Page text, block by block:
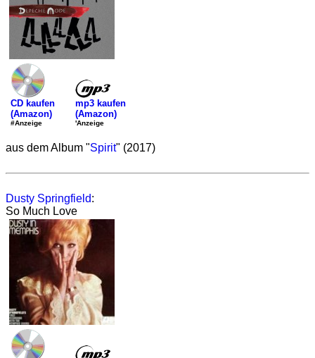
CD kaufen
(Amazon)
#Anzeige
mp3 kaufen
(Amazon)
'Anzeige
aus dem Album "Spirit" (2017)
Dusty Springfield:
So Much Love